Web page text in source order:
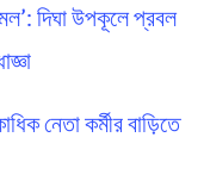
দিঘা উপকূলে প্রবল
নেতা কর্মীর বাড়িতে